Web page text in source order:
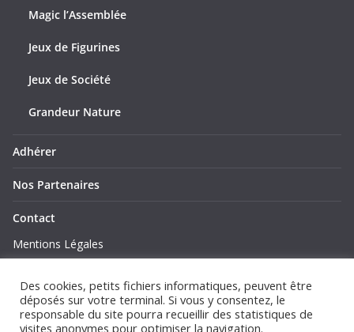
Magic l’Assemblée
Jeux de Figurines
Jeux de Société
Grandeur Nature
Adhérer
Nos Partenaires
Contact
Mentions Légales
Des cookies, petits fichiers informatiques, peuvent être
déposés sur votre terminal. Si vous y consentez, le
responsable du site pourra recueillir des statistiques de
visites anonymes pour optimiser la navigation.